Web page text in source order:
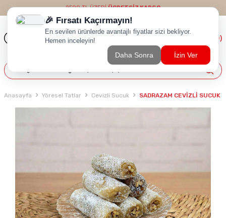
2500 TL ÜZERİÜCRETSİZ KARGO
0)
Anasayfa Yöresel Tatlar Cevizli Sucuk SADRAZAM CEVİZLİ SUCUK